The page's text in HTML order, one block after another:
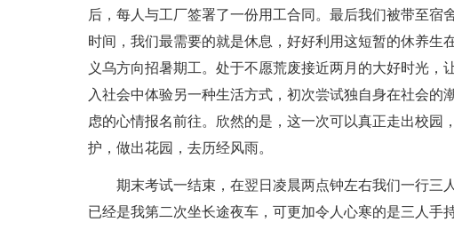
后，每人与工厂签署了一份用工合同。最后我们被带至宿
时间，我们最需要的就是休息，好好利用这短暂的休养生
义乌方向招暑期工。处于不愿荒废接近两月的大好时光，
入社会中体验另一种生活方式，初次尝试独自身在社会的
虑的心情报名前往。欣然的是，这一次可以真正走出校园
护，做出花园，去历经风雨。
期末考试一结束，在翌日凌晨两点钟左右我们一行三
已经是我第二次坐长途夜车，可更加令人心寒的是三人手